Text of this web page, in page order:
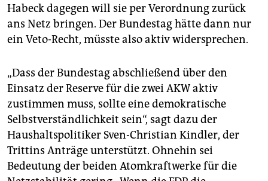
Habeck dagegen will sie per Verordnung zurück
ans Netz bringen. Der Bundestag hätte dann nur
ein Veto-Recht, müsste also aktiv widersprechen.
„Dass der Bundestag abschließend über den
Einsatz der Reserve für die zwei AKW aktiv
zustimmen muss, sollte eine demokratische
Selbstverständlichkeit sein“, sagt dazu der
Haushaltspolitiker Sven-Christian Kindler, der
Trittins Anträge unterstützt. Ohnehin sei
Bedeutung der beiden Atomkraftwerke für die